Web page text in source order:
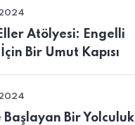
Atölyesi: Engelli
Bir Umut Kapısı
Başlayan Bir Yolculuk